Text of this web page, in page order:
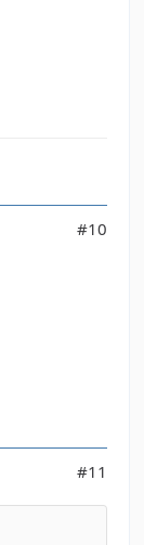
#10
#11